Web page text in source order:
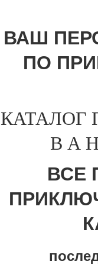
ВАШ
ПО
КАТАЛОГ
В А
ВСЕ